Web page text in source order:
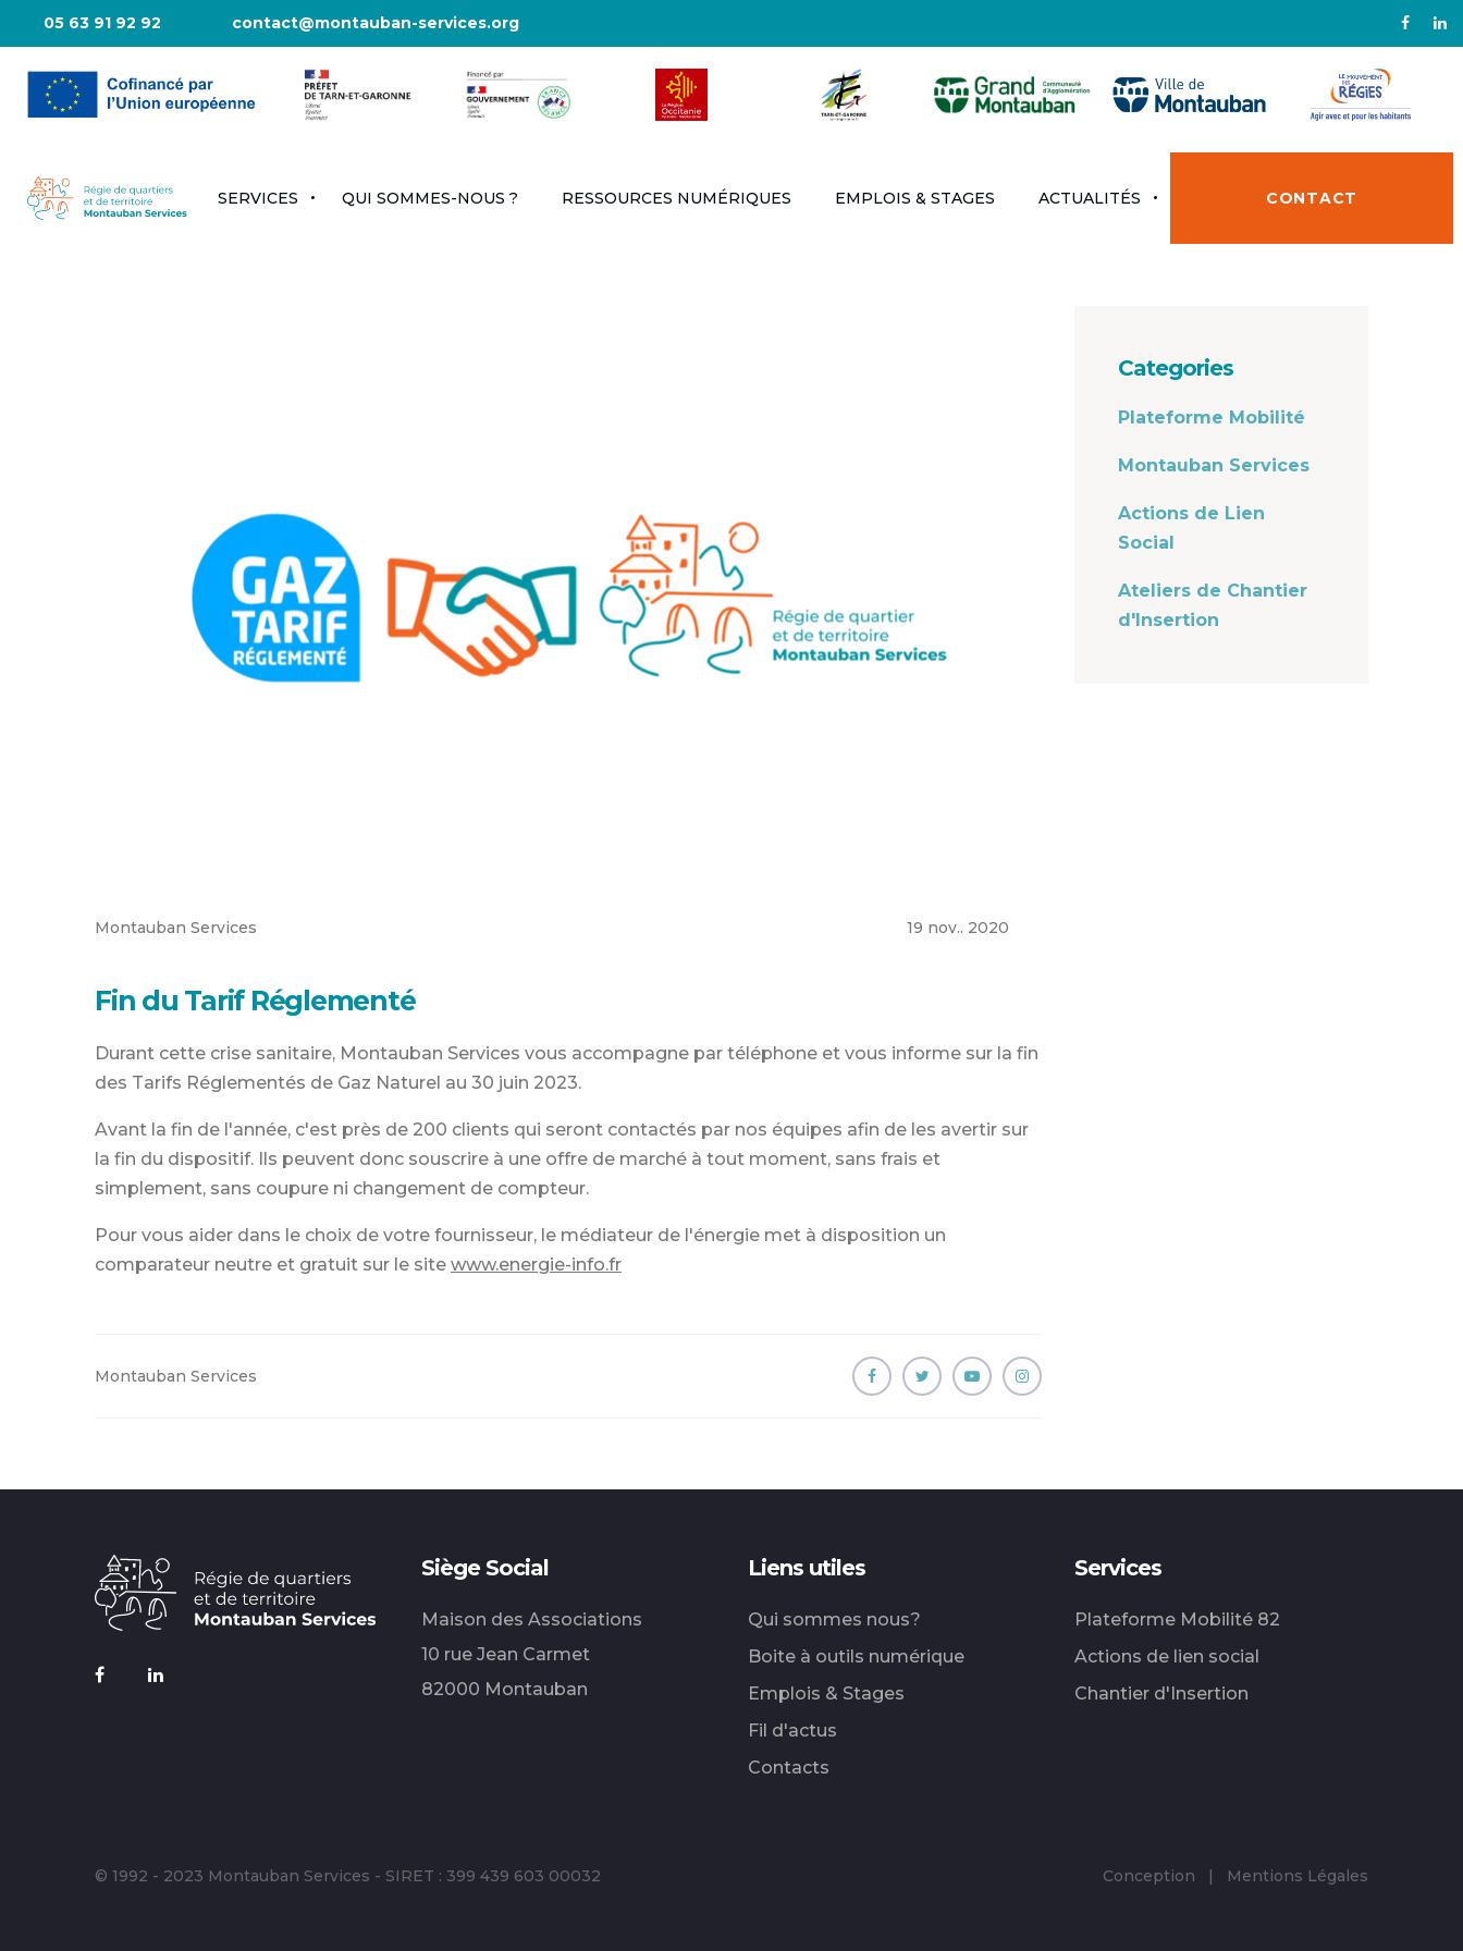
05 63 91 92 92 contact@montauban-services.org
SERVICES QUI SOMMES-NOUS ? RESSOURCES NUMÉRIQUES EMPLOIS & STAGES ACTUALITÉS CONTACT
Montauban Services 19 nov.. 2020
Fin du Tarif Réglementé
Durant cette crise sanitaire, Montauban Services vous accompagne par téléphone et vous informe sur la fin
des Tarifs Réglementés de Gaz Naturel au 30 juin 2023.
Avant la fin de l'année, c'est près de 200 clients qui seront contactés par nos équipes afin de les avertir sur
la fin du dispositif. Ils peuvent donc souscrire à une offre de marché à tout moment, sans frais et
simplement, sans coupure ni changement de compteur.
Pour vous aider dans le choix de votre fournisseur, le médiateur de l'énergie met à disposition un
comparateur neutre et gratuit sur le site www.energie-info.fr
Montauban Services
Categories
Plateforme Mobilité
Montauban Services
Actions de Lien
Social
Ateliers de Chantier
d'Insertion
Siège Social
Maison des Associations
10 rue Jean Carmet
82000 Montauban
Liens utiles
Qui sommes nous?
Boite à outils numérique
Emplois & Stages
Fil d'actus
Contacts
Services
Plateforme Mobilité 82
Actions de lien social
Chantier d'Insertion
© 1992 - 2023 Montauban Services - SIRET : 399 439 603 00032 Conception | Mentions Légales